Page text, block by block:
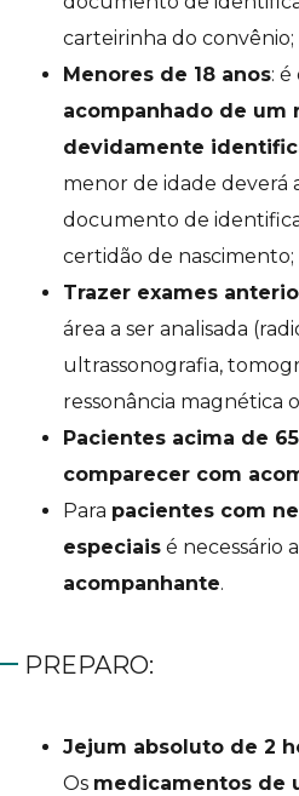
carteirinha do convênio;
Menores de 18 anos:
acompanhado de um
devidamente
menor de idade deverá
documento de
certidão de nascimento;
Trazer exames
área a ser analisada
ultrassonografia,
ressonância magnética
Pacientes acima de
comparecer com
Para pacientes com
especiais é necessário a
acompanhante.
PREPARO:
Jejum absoluto de 2
Os medicamentos de